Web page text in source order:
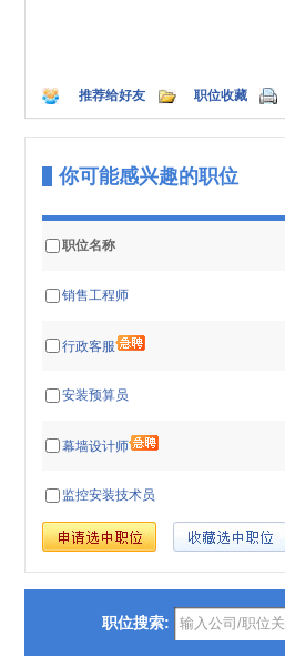
推荐给好友 职位收藏
你可能感兴趣的职位
职位名称
销售工程师
行政客服
安装预算员
幕墙设计师
监控安装技术员
职位搜索: